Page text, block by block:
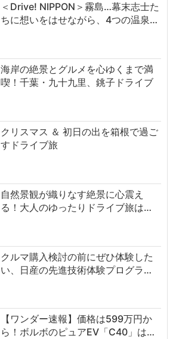
＜Drive! NIPPON＞霧島…幕末志士た
ちに想いをはせながら、4つの温泉…
海岸の絶景とグルメを心ゆくまで満
喫！千葉・九十九里、銚子ドライブ
クリスマス ＆ 初日の出を箱根で過ご
すドライブ旅
自然景観が織りなす絶景に心震え
る！大人のゆったりドライブ旅は…
クルマ購入検討の前にぜひ体験した
い、日産の先進技術体験プログラ…
【ワンダー速報】価格は599万円か
ら！ボルボのピュアEV「C40」は…